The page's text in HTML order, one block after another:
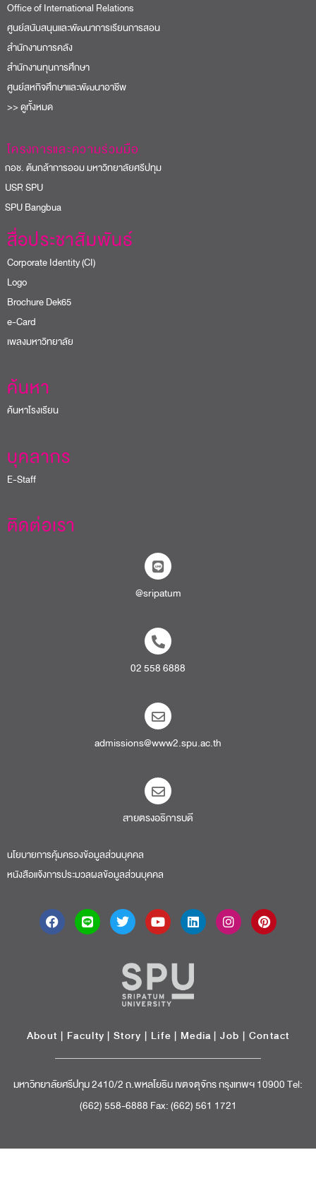
Office of International Relations
ศูนย์สนับสนุนและพัฒนาการเรียนการสอน
สำนักงานการคลัง
สำนักงานทุนการศึกษา
ศูนย์สหกิจศึกษาและพัฒนาอาชีพ
>> ดูทั้งหมด
โครงการและความร่วมมือ
ช. ต้นกล้าการออม มหาวิทยาลัยศรีปทุม
SPU
Bangbua
สื่อประชาสัมพันธ์
Corporate Identity (CI)
Logo
Brochure Dek65
e-Card
เพลงมหาวิทยาลัย
ค้นหา
ค้นหาโรงเรียน
บุคลากร
E-Staff
ติดต่อเรา
@sripatum
02 558 6888
admissions@www2.spu.ac.th
สายตรงอธิการบดี​
นโยบายการคุ้มครองข้อมูลส่วนบุคคล
หนังสือแจ้งการประมวลผลข้อมูลส่วนบุคคล
About | Faculty | Story | Life | Media |Job | Contact
มหาวิทยาลัยศรีปทุม 2410/2 ถ.พหลโยธิน เขตจตุจักร กรุงเทพฯ 10900 Tel:
(662) 558-6888 Fax: (662) 561 1721